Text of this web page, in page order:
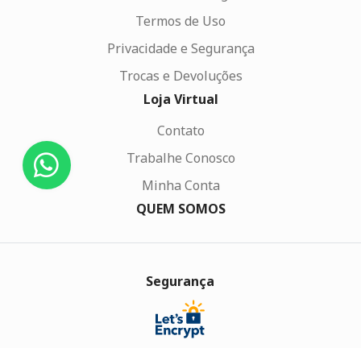
Termos de Uso
Privacidade e Segurança
Trocas e Devoluções
Loja Virtual
Contato
Trabalhe Conosco
Minha Conta
QUEM SOMOS
Segurança